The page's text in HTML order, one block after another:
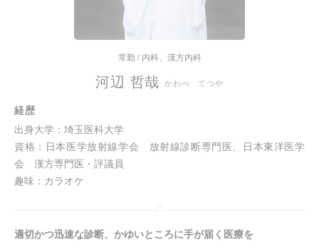
常勤 / 内科、漢方内科
河辺 哲哉かわべ てつや
経歴
出身大学：埼玉医科大学
資格：日本医学放射線学会 放射線診断専門医、日本東洋医学
会 漢方専門医・評議員
趣味：カラオケ
適切かつ迅速な診断、かゆいところに手が届く医療を